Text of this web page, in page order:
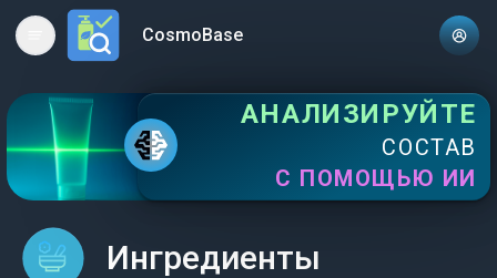
Open main menuCosmoBase
АНАЛИЗИРУЙТЕ
СОСТАВ
С ПОМОЩЬЮ ИИ
Ингредиенты